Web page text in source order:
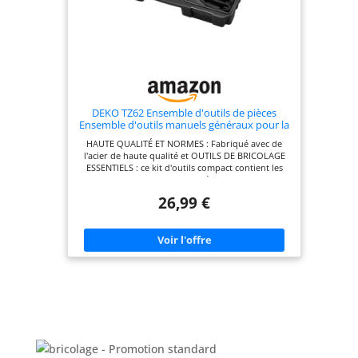
DEKO TZ62 Ensemble d'outils de pièces
Ensemble d'outils manuels généraux pour la
maison avec étui de rangement de boîte à
outils en plastique (vert)
HAUTE QUALITÉ ET NORMES : Fabriqué avec de
l'acier de haute qualité et OUTILS DE BRICOLAGE
ESSENTIELS : ce kit d'outils compact contient les
outils les plus utiles pour les réparations basiques
ouvrir des boîtes, serrer des vis, c'est le kit de
Finition chromée polie, résistance, durabilité,
protection anti-corrosion OUTILS DE BRICOLAGE
ESSENTIELS: ce kit d'outils compact contient les
outils les plus utiles pour les réparations de base
intérieur robuste et son organisateur
26,99 €